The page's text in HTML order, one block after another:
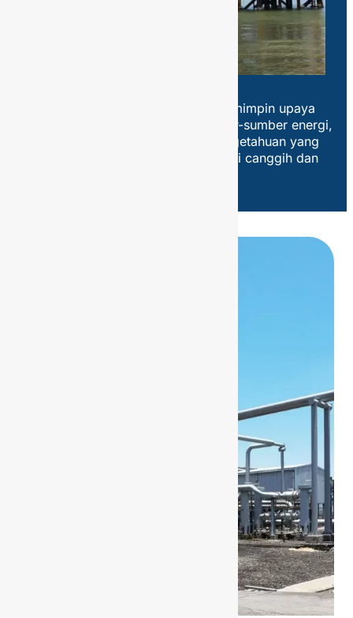
Pengembangan di Bidang Minyak
Melalui dedikasi tinggi, tim kami memimpin upaya
untuk pengoptimalan potensi sumber-sumber energi,
didukung oleh pengalaman dan pengetahuan yang
luas dengan memanfaatkan teknologi canggih dan